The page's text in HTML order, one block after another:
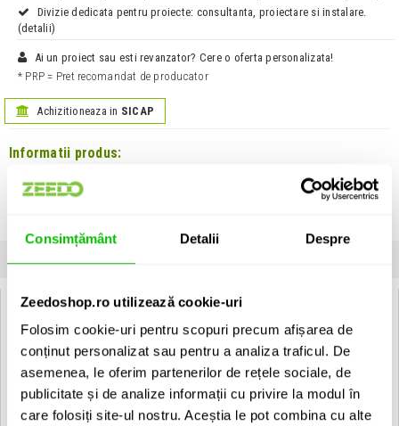
Consimțământ Detalii Despre
Zeedoshop.ro utilizează cookie-uri
Folosim cookie-uri pentru scopuri precum afișarea de
conținut personalizat sau pentru a analiza traficul. De
asemenea, le oferim partenerilor de rețele sociale, de
publicitate și de analize informații cu privire la modul în
care folosiți site-ul nostru. Aceștia le pot combina cu alte
Divizie dedicata pentru proiecte: consultanta, proiectare si instalare.
(detalii)
Ai un proiect sau esti revanzator? Cere o oferta personalizata!
* PRP = Pret recomandat de producator
Achizitioneaza in SICAP
Informatii produs:
Lampa pentru PAR 56 Omnilux cu putere de 500W si lentila NSP.
Putere 500W
GX 16d
Tensiune 230V